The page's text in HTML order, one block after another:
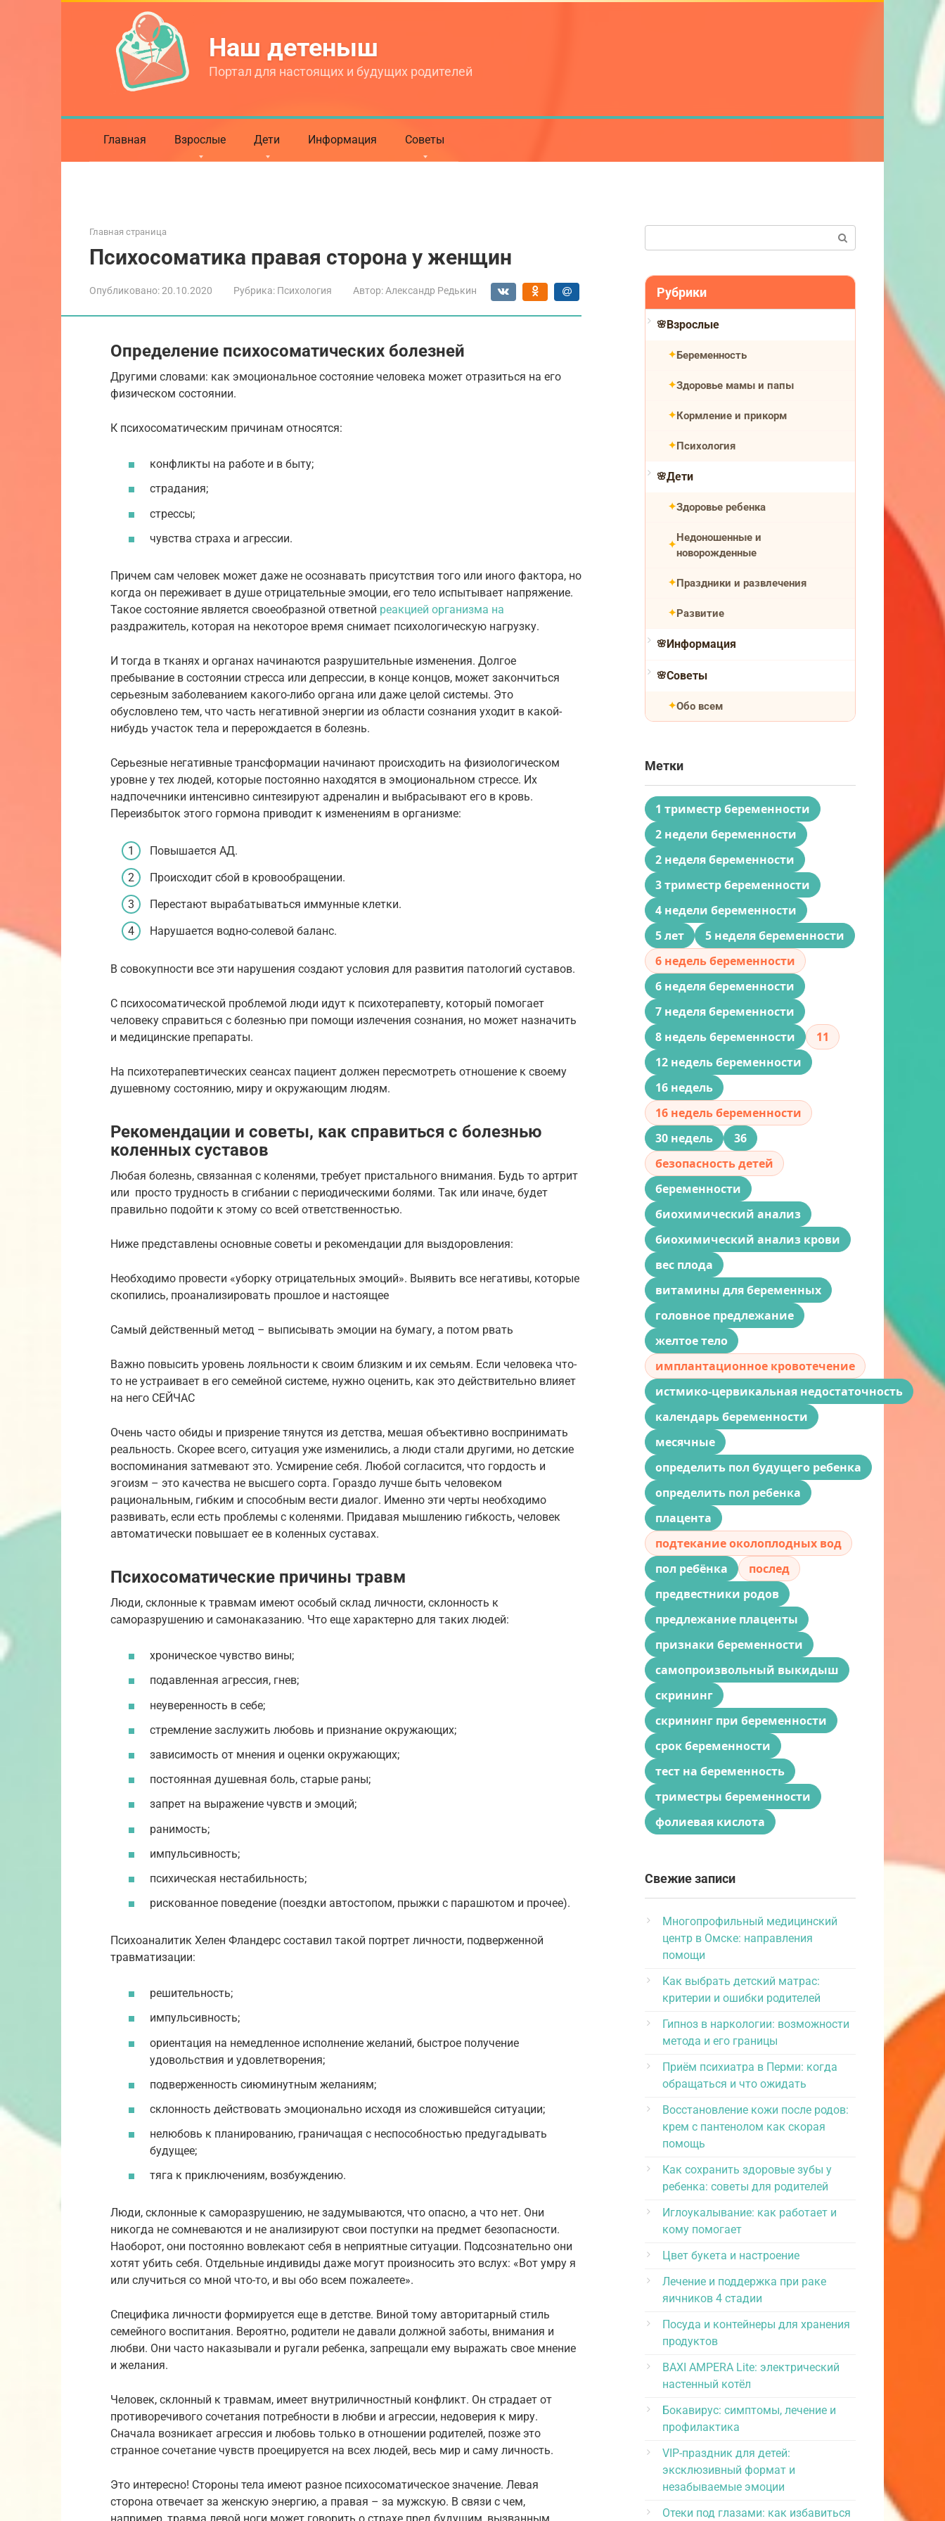
Наш детеныш
Портал для настоящих и будущих родителей
Главная Взрослые Дети Информация Советы
Главная страница
Психосоматика правая сторона у женщин
Опубликовано:20.10.2020 Рубрика: Психология Автор: Александр Редькин
Определение психосоматических болезней
Другими словами: как эмоциональное состояние человека может отразиться на его
физическом состоянии.
К психосоматическим причинам относятся:
конфликты на работе и в быту;
страдания;
стрессы;
чувства страха и агрессии.
Причем сам человек может даже не осознавать присутствия того или иного фактора, но
когда он переживает в душе отрицательные эмоции, его тело испытывает напряжение.
Такое состояние является своеобразной ответной реакцией организма на
раздражитель, которая на некоторое время снимает психологическую нагрузку.
И тогда в тканях и органах начинаются разрушительные изменения. Долгое
пребывание в состоянии стресса или депрессии, в конце концов, может закончиться
серьезным заболеванием какого-либо органа или даже целой системы. Это
обусловлено тем, что часть негативной энергии из области сознания уходит в какой-
нибудь участок тела и перерождается в болезнь.
Серьезные негативные трансформации начинают происходить на физиологическом
уровне у тех людей, которые постоянно находятся в эмоциональном стрессе. Их
надпочечники интенсивно синтезируют адреналин и выбрасывают его в кровь.
Переизбыток этого гормона приводит к изменениям в организме:
Повышается АД.
Происходит сбой в кровообращении.
Перестают вырабатываться иммунные клетки.
Нарушается водно-солевой баланс.
В совокупности все эти нарушения создают условия для развития патологий суставов.
С психосоматической проблемой люди идут к психотерапевту, который помогает
человеку справиться с болезнью при помощи излечения сознания, но может назначить
и медицинские препараты.
На психотерапевтических сеансах пациент должен пересмотреть отношение к своему
душевному состоянию, миру и окружающим людям.
Рекомендации и советы, как справиться с болезнью
коленных суставов
Любая болезнь, связанная с коленями, требует пристального внимания. Будь то артрит
или просто трудность в сгибании с периодическими болями. Так или иначе, будет
правильно подойти к этому со всей ответственностью.
Ниже представлены основные советы и рекомендации для выздоровления:
Необходимо провести «уборку отрицательных эмоций». Выявить все негативы, которые
скопились, проанализировать прошлое и настоящее
Самый действенный метод – выписывать эмоции на бумагу, а потом рвать
Важно повысить уровень лояльности к своим близким и их семьям. Если человека что-
то не устраивает в его семейной системе, нужно оценить, как это действительно влияет
на него СЕЙЧАС
Очень часто обиды и призрение тянутся из детства, мешая объективно воспринимать
реальность. Скорее всего, ситуация уже изменились, а люди стали другими, но детские
воспоминания затмевают это. Усмирение себя. Любой согласится, что гордость и
эгоизм – это качества не высшего сорта. Гораздо лучше быть человеком
рациональным, гибким и способным вести диалог. Именно эти черты необходимо
развивать, если есть проблемы с коленями. Придавая мышлению гибкость, человек
автоматически повышает ее в коленных суставах.
Психосоматические причины травм
Люди, склонные к травмам имеют особый склад личности, склонность к
саморазрушению и самонаказанию. Что еще характерно для таких людей:
хроническое чувство вины;
подавленная агрессия, гнев;
неуверенность в себе;
стремление заслужить любовь и признание окружающих;
зависимость от мнения и оценки окружающих;
постоянная душевная боль, старые раны;
запрет на выражение чувств и эмоций;
ранимость;
импульсивность;
психическая нестабильность;
рискованное поведение (поездки автостопом, прыжки с парашютом и прочее).
Психоаналитик Хелен Фландерс составил такой портрет личности, подверженной
травматизации:
решительность;
импульсивность;
ориентация на немедленное исполнение желаний, быстрое получение
удовольствия и удовлетворения;
подверженность сиюминутным желаниям;
склонность действовать эмоционально исходя из сложившейся ситуации;
нелюбовь к планированию, граничащая с неспособностью предугадывать
будущее;
тяга к приключениям, возбуждению.
Люди, склонные к саморазрушению, не задумываются, что опасно, а что нет. Они
никогда не сомневаются и не анализируют свои поступки на предмет безопасности.
Наоборот, они постоянно вовлекают себя в неприятные ситуации. Подсознательно они
хотят убить себя. Отдельные индивиды даже могут произносить это вслух: «Вот умру я
или случиться со мной что-то, и вы обо всем пожалеете».
Специфика личности формируется еще в детстве. Виной тому авторитарный стиль
семейного воспитания. Вероятно, родители не давали должной заботы, внимания и
любви. Они часто наказывали и ругали ребенка, запрещали ему выражать свое мнение
и желания.
Человек, склонный к травмам, имеет внутриличностный конфликт. Он страдает от
противоречивого сочетания потребности в любви и агрессии, недоверия к миру.
Сначала возникает агрессия и любовь только в отношении родителей, позже это
странное сочетание чувств проецируется на всех людей, весь мир и саму личность.
Это интересно! Стороны тела имеют разное психосоматическое значение. Левая
сторона отвечает за женскую энергию, а правая – за мужскую. В связи с чем,
Рубрики
Взрослые
Беременность
Здоровье мамы и папы
Кормление и прикорм
Психология
Дети
Здоровье ребенка
Недоношенные и
новорожденные
Праздники и развлечения
Развитие
Информация
Советы
Обо всем
Метки
1 триместр беременности
2 недели беременности
2 неделя беременности
3 триместр беременности
4 недели беременности
5 лет
5 неделя беременности
6 недель беременности
6 неделя беременности
7 неделя беременности
8 недель беременности
11
12 недель беременности
16 недель
16 недель беременности
30 недель
36
безопасность детей
беременности
биохимический анализ
биохимический анализ крови
вес плода
витамины для беременных
головное предлежание
желтое тело
имплантационное кровотечение
истмико-цервикальная недостаточность
календарь беременности
месячные
определить пол будущего ребенка
определить пол ребенка
плацента
подтекание околоплодных вод
пол ребёнка
послед
предвестники родов
предлежание плаценты
признаки беременности
самопроизвольный выкидыш
скрининг
скрининг при беременности
срок беременности
тест на беременность
триместры беременности
фолиевая кислота
Свежие записи
Многопрофильный медицинский
центр в Омске: направления
помощи
Как выбрать детский матрас:
критерии и ошибки родителей
Гипноз в наркологии: возможности
метода и его границы
Приём психиатра в Перми: когда
обращаться и что ожидать
Восстановление кожи после родов:
крем с пантенолом как скорая
помощь
Как сохранить здоровые зубы у
ребенка: советы для родителей
Иглоукалывание: как работает и
кому помогает
Цвет букета и настроение
Лечение и поддержка при раке
яичников 4 стадии
Посуда и контейнеры для хранения
продуктов
BAXI AMPERA Lite: электрический
настенный котёл
Бокавирус: симптомы, лечение и
профилактика
VIP-праздник для детей:
эксклюзивный формат и
незабываемые эмоции
Отеки под глазами: как избавиться